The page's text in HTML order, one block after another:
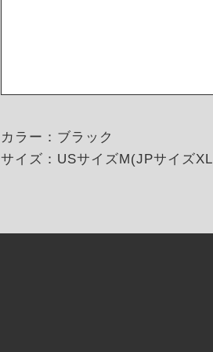
カラー：ブラック
サイズ：USサイズM(JPサイズ